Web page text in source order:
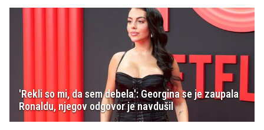
'Rekli so mi, da sem debela': Georgina se je zaupala
Ronaldu, njegov odgovor je navdušil